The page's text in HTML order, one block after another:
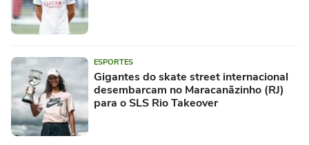
ESPORTES
Gigantes do skate street internacional
desembarcam no Maracanãzinho (RJ)
para o SLS Rio Takeover